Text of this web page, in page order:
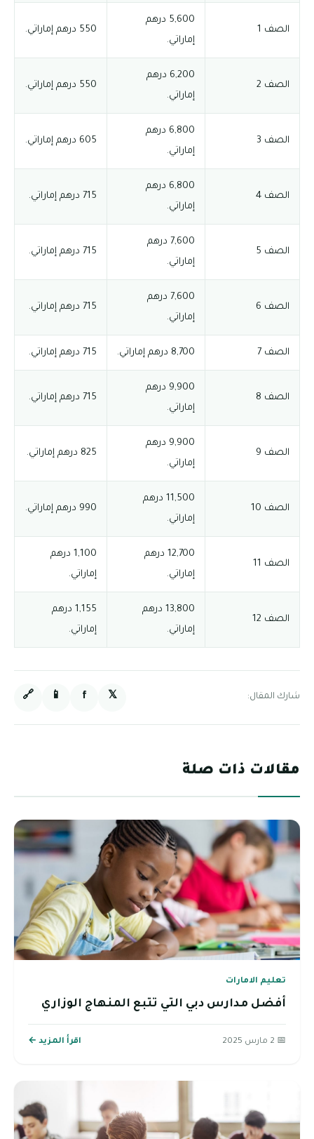
الصف 1
5,600 درهم
إماراتي.
550 درهم إماراتي.
الصف 2
6,200 درهم
إماراتي.
550 درهم إماراتي.
الصف 3
6,800 درهم
إماراتي.
605 درهم إماراتي.
الصف 4
6,800 درهم
إماراتي.
715 درهم إماراتي.
الصف 5
7,600 درهم
إماراتي.
715 درهم إماراتي.
الصف 6
7,600 درهم
إماراتي.
715 درهم إماراتي.
الصف 7 8,700 درهم إماراتي. 715 درهم إماراتي.
الصف 8
9,900 درهم
إماراتي.
715 درهم إماراتي.
الصف 9
9,900 درهم
إماراتي.
825 درهم إماراتي.
الصف 10
11,500 درهم
إماراتي.
990 درهم إماراتي.
الصف 11
12,700 درهم
إماراتي.
1,100 درهم
إماراتي.
الصف 12
13,800 درهم
إماراتي.
1,155 درهم
إماراتي.
شارك المقال: 𝕏
f
📱
🔗
مقالات ذات صلة
تعليم الامارات
أفضل مدارس دبي التي تتبع المنهاج الوزاري
📅 2 مارس 2025 اقرأ المزيد ←